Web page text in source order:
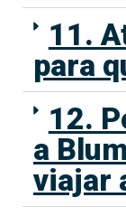
11.
para
12.
a
viajar